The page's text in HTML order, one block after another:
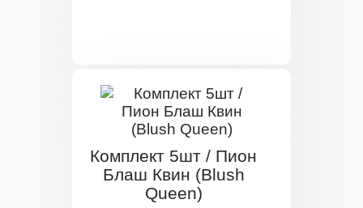
Комплект 5шт / Пион
Блаш Квин (Blush
Queen)